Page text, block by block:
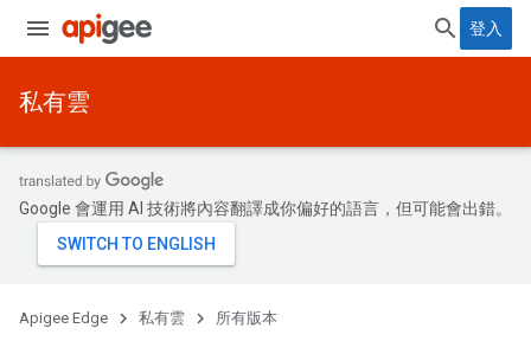
登入
私有雲
Google 會運用 AI 技術將內容翻譯成你偏好的語言，但可能會出錯。
Apigee Edge 私有雲 所有版本